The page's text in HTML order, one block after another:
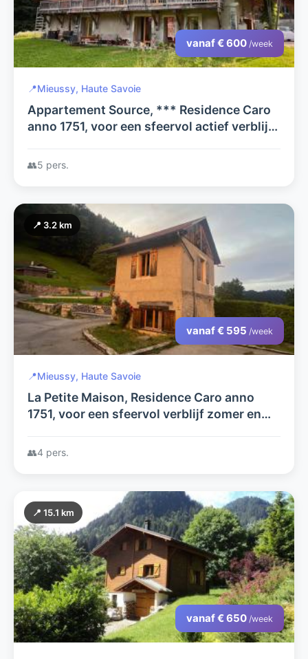
vanaf € 600 /week
📍Mieussy, Haute Savoie
Appartement Source, *** Residence Caro
anno 1751, voor een sfeervol actief verblijf
Franse Alpen.
👥5 pers.
📍 3.2 km
vanaf € 595 /week
📍Mieussy, Haute Savoie
La Petite Maison, Residence Caro anno
1751, voor een sfeervol verblijf zomer en
Alpen.
👥4 pers.
📍 15.1 km
vanaf € 650 /week